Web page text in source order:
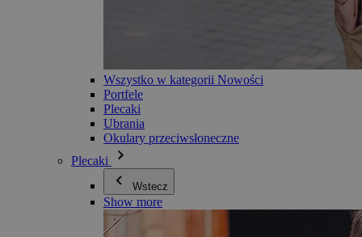
Wszystko w kategorii Nowości
Portfele
Plecaki
Ubrania
Okulary przeciwsłoneczne
Plecaki
Wstecz
Show more